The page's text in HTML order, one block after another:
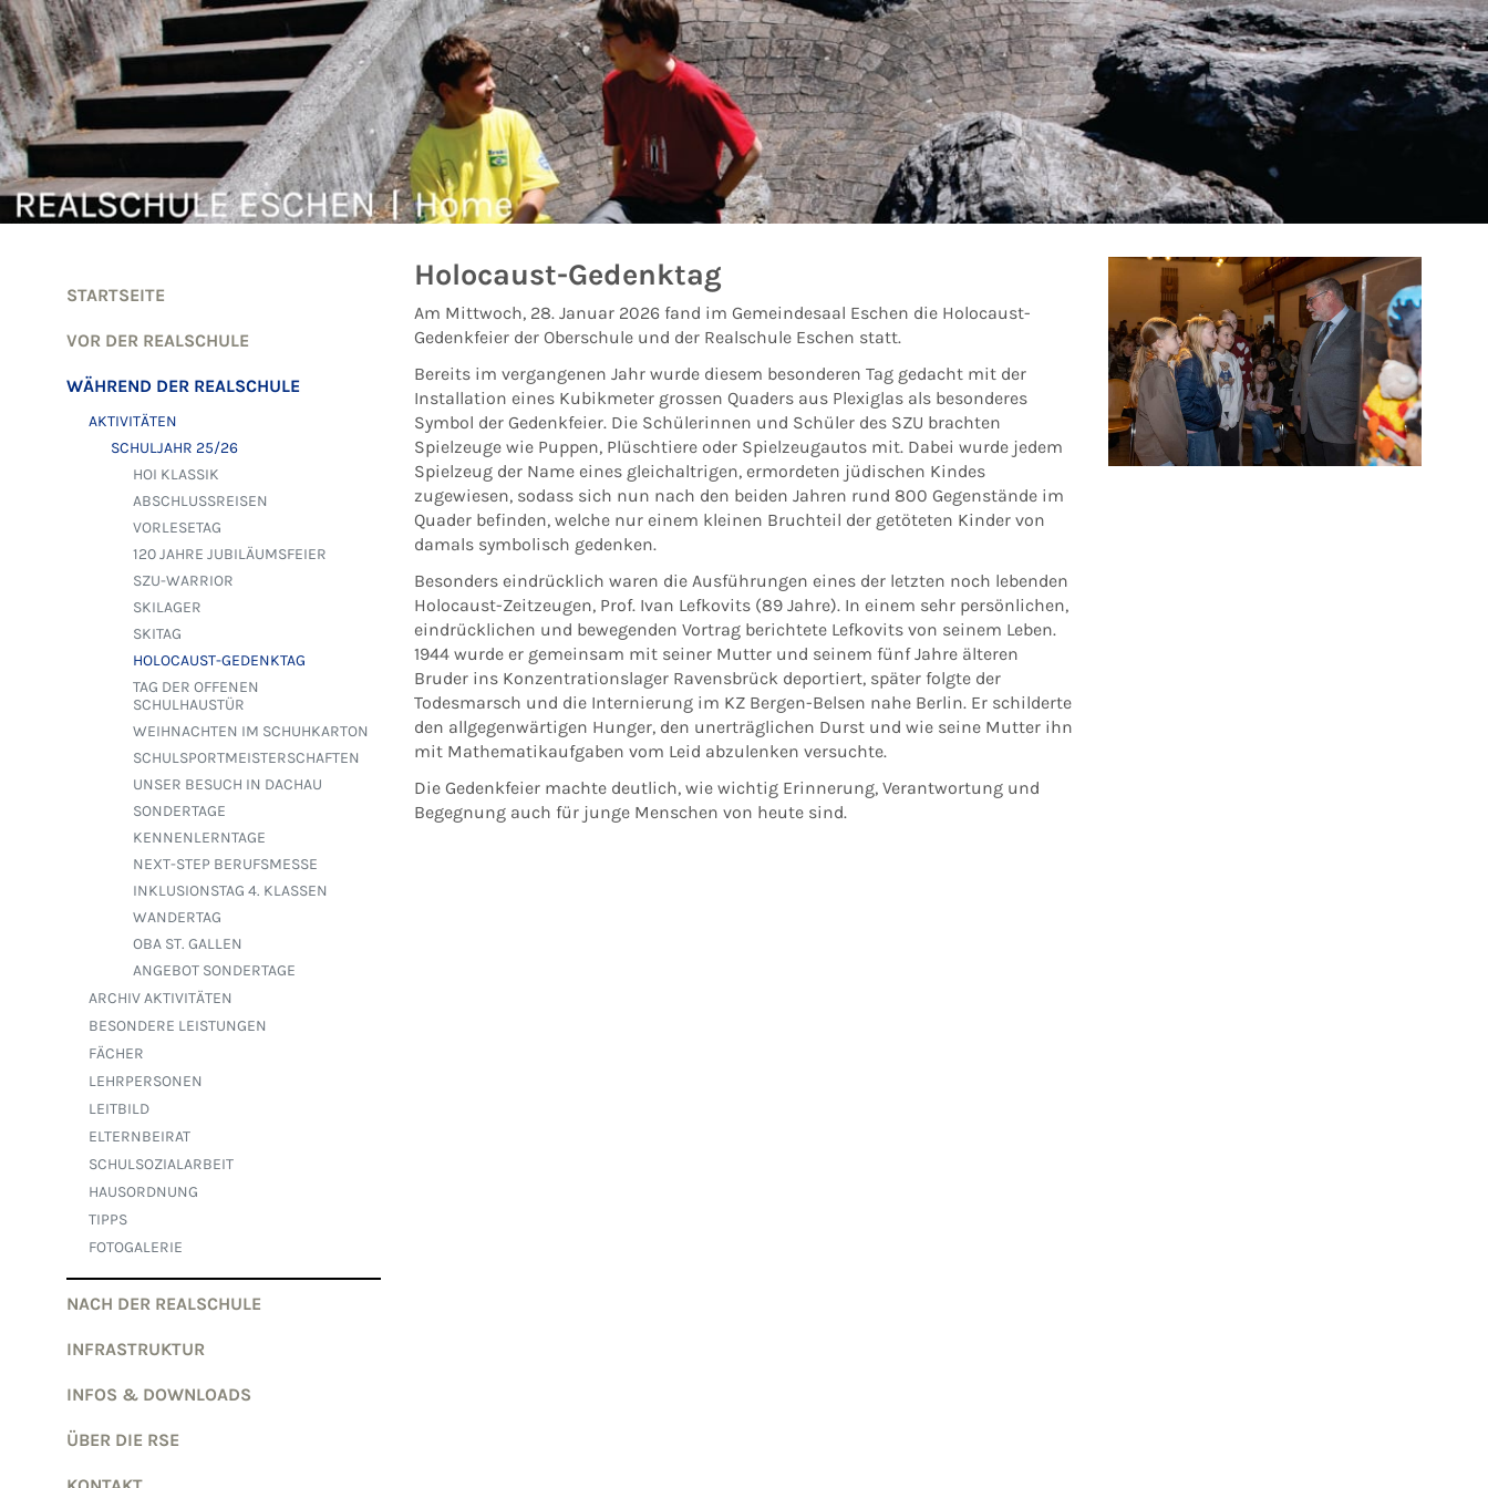
Zum Inhalt springen
Holocaust-Gedenktag
Am Mittwoch, 28. Januar 2026 fand im Gemeindesaal Eschen die Holocaust-
Gedenkfeier der Oberschule und der Realschule Eschen statt.
Bereits im vergangenen Jahr wurde diesem besonderen Tag gedacht mit der
Installation eines Kubikmeter grossen Quaders aus Plexiglas als besonderes
Symbol der Gedenkfeier. Die Schülerinnen und Schüler des SZU brachten
Spielzeuge wie Puppen, Plüschtiere oder Spielzeugautos mit. Dabei wurde jedem
Spielzeug der Name eines gleichaltrigen, ermordeten jüdischen Kindes
zugewiesen, sodass sich nun nach den beiden Jahren rund 800 Gegenstände im
Quader befinden, welche nur einem kleinen Bruchteil der getöteten Kinder von
damals symbolisch gedenken.
Besonders eindrücklich waren die Ausführungen eines der letzten noch lebenden
Holocaust-Zeitzeugen, Prof. Ivan Lefkovits (89 Jahre). In einem sehr persönlichen,
eindrücklichen und bewegenden Vortrag berichtete Lefkovits von seinem Leben.
1944 wurde er gemeinsam mit seiner Mutter und seinem fünf Jahre älteren
Bruder ins Konzentrationslager Ravensbrück deportiert, später folgte der
Todesmarsch und die Internierung im KZ Bergen-Belsen nahe Berlin. Er schilderte
den allgegenwärtigen Hunger, den unerträglichen Durst und wie seine Mutter ihn
mit Mathematikaufgaben vom Leid abzulenken versuchte.
Die Gedenkfeier machte deutlich, wie wichtig Erinnerung, Verantwortung und
Begegnung auch für junge Menschen von heute sind.
STARTSEITE
VOR DER REALSCHULE
WÄHREND DER REALSCHULE
AKTIVITÄTEN
SCHULJAHR 25/26
HOI KLASSIK
ABSCHLUSSREISEN
VORLESETAG
120 JAHRE JUBILÄUMSFEIER
SZU-WARRIOR
SKILAGER
SKITAG
HOLOCAUST-GEDENKTAG
TAG DER OFFENEN
SCHULHAUSTÜR
WEIHNACHTEN IM SCHUHKARTON
SCHULSPORTMEISTERSCHAFTEN
UNSER BESUCH IN DACHAU
SONDERTAGE
KENNENLERNTAGE
NEXT-STEP BERUFSMESSE
INKLUSIONSTAG 4. KLASSEN
WANDERTAG
OBA ST. GALLEN
ANGEBOT SONDERTAGE
ARCHIV AKTIVITÄTEN
BESONDERE LEISTUNGEN
FÄCHER
LEHRPERSONEN
LEITBILD
ELTERNBEIRAT
SCHULSOZIALARBEIT
HAUSORDNUNG
TIPPS
FOTOGALERIE
NACH DER REALSCHULE
INFRASTRUKTUR
INFOS & DOWNLOADS
ÜBER DIE RSE